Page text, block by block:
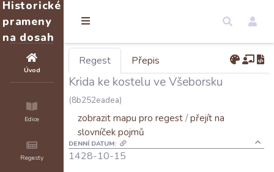
Historické
prameny
na dosah
Úvod
Edice
Regesty
Regest Přepis
Krida ke kostelu ve Všeborsku
(8b252eadea)
zobrazit mapu pro regest/přejít na
slovníček pojmů
DENNÍ DATUM:
1428-10-15